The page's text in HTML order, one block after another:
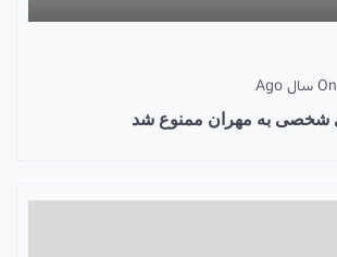
On
شخصی به مهران ممنوع شد